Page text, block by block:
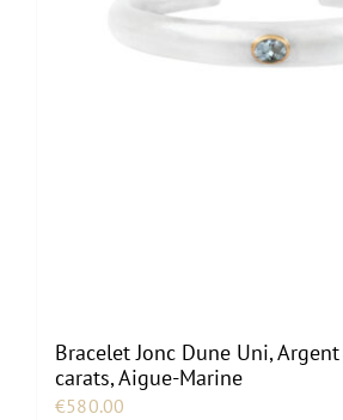
Bracelet Jonc Dune Uni,
carats, Aigue-Marine
€580.00